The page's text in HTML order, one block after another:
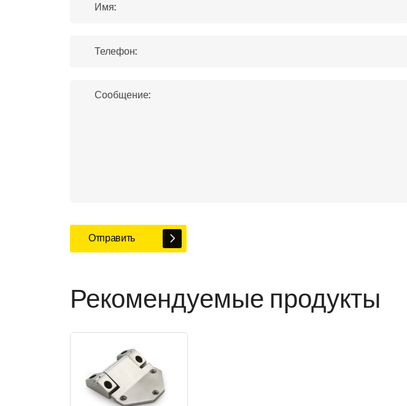
Отправить
Рекомендуемые продукты